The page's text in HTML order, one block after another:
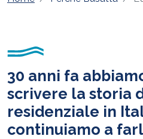
30 anni fa
scrivere la storia
residenziale in
continuiamo a